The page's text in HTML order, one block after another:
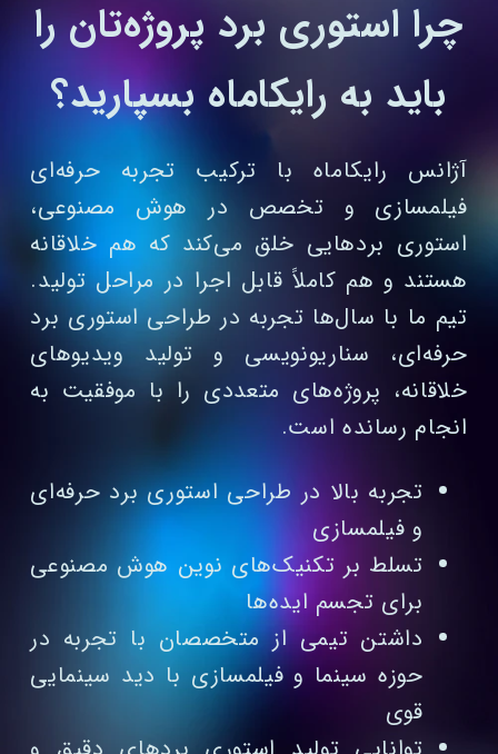
چرا استوری‌ برد پروژه‌تان را
باید به رایکاماه بسپارید؟
آژانس رایکاماه با ترکیب تجربه حرفه‌ای
فیلمسازی و تخصص در هوش مصنوعی،
استوری بردهایی خلق می‌کند که هم خلاقانه
هستند و هم کاملاً قابل اجرا در مراحل تولید.
تیم ما با سال‌ها تجربه در طراحی استوری برد
حرفه‌ای، سناریونویسی و تولید ویدیوهای
خلاقانه، پروژه‌های متعددی را با موفقیت به
انجام رسانده است.
تجربه بالا در طراحی استوری برد حرفه‌ای
و فیلمسازی
تسلط بر تکنیک‌های نوین هوش مصنوعی
برای تجسم ایده‌ها
داشتن تیمی از متخصصان با تجربه در
حوزه سینما و فیلمسازی با دید سینمایی
قوی